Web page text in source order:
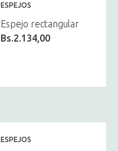
ESPEJOS
Espejo rectangular
Bs.2.134,00
ESPEJOS